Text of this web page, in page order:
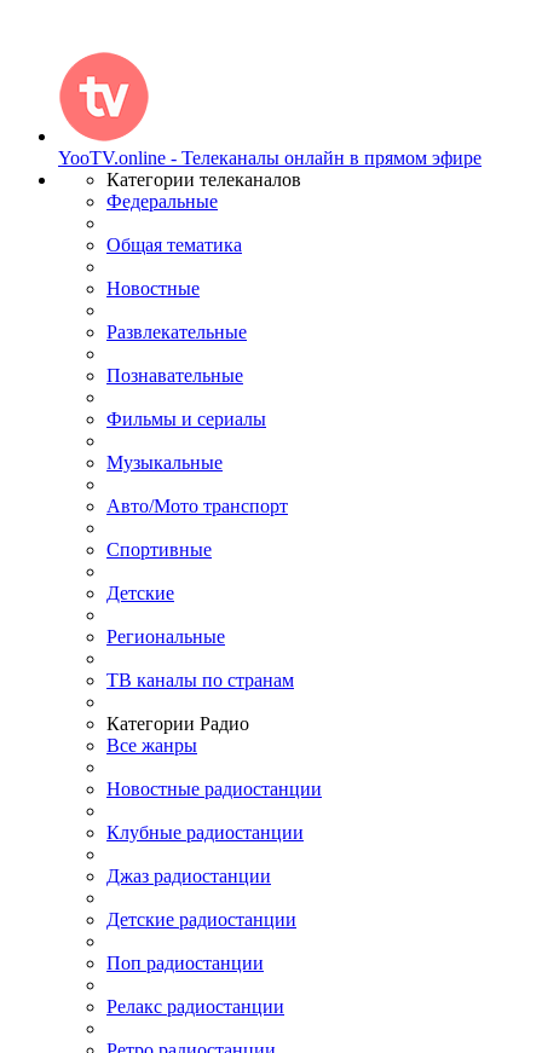
YooTV.online - Телеканалы онлайн в прямом эфире
Категории телеканалов
Федеральные
Общая тематика
Новостные
Развлекательные
Познавательные
Фильмы и сериалы
Музыкальные
Авто/Мото транспорт
Спортивные
Детские
Региональные
ТВ каналы по странам
Категории Радио
Все жанры
Новостные радиостанции
Клубные радиостанции
Джаз радиостанции
Детские радиостанции
Поп радиостанции
Релакс радиостанции